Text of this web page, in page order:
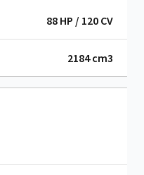
88 HP / 120 CV
2184 cm3